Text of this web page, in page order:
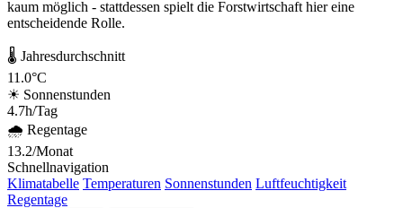
kaum möglich - stattdessen spielt die Forstwirtschaft hier eine
entscheidende Rolle.
🌡 Jahresdurchschnitt
11.0°C
☀ Sonnenstunden
4.7h/Tag
🌧 Regentage
13.2/Monat
Schnellnavigation
Klimatabelle Temperaturen Sonnenstunden Luftfeuchtigkeit
Regentage